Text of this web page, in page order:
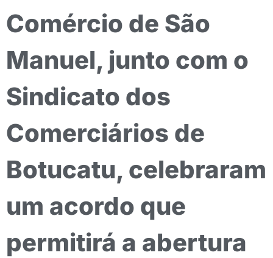
Comércio de São
Manuel, junto com o
Sindicato dos
Comerciários de
Botucatu, celebraram
um acordo que
permitirá a abertura